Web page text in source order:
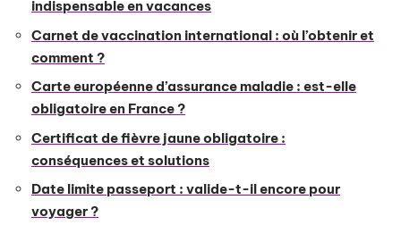
indispensable en vacances
Carnet de vaccination international : où l’obtenir et
comment ?
Carte européenne d’assurance maladie : est-elle
obligatoire en France ?
Certificat de fièvre jaune obligatoire :
conséquences et solutions
Date limite passeport : valide-t-il encore pour
voyager ?